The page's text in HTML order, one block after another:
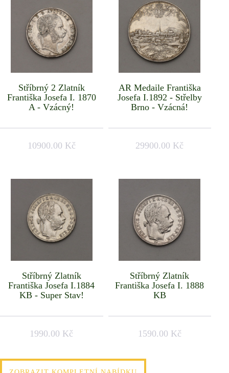
Stříbrný 2 Zlatník
Františka Josefa I. 1870
A - Vzácný!
10900.00 Kč
AR Medaile Františka
Josefa I.1892 - Střelby
Brno - Vzácná!
29900.00 Kč
Stříbrný Zlatník
Františka Josefa I.1884
KB - Super Stav!
1990.00 Kč
Stříbrný Zlatník
Františka Josefa I. 1888
KB
1590.00 Kč